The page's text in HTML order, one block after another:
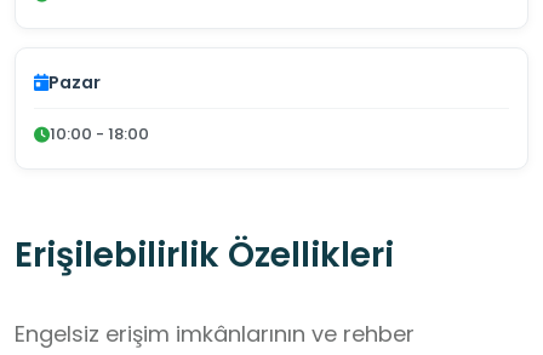
Pazar
10:00 - 18:00
Erişilebilirlik Özellikleri
Engelsiz erişim imkânlarının ve rehber